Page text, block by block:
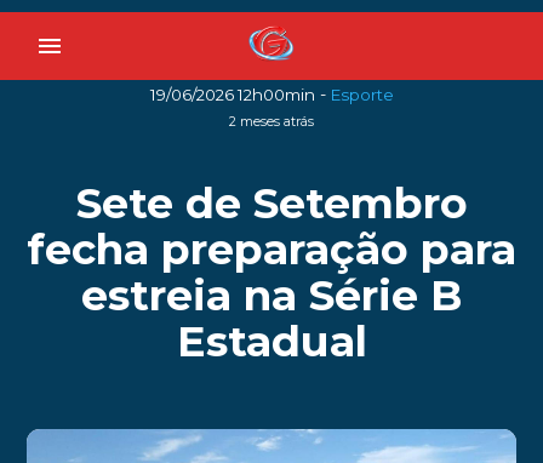
menu
19/06/2026 12h00min - Esporte
2 meses atrás
Sete de Setembro
fecha preparação para
estreia na Série B
Estadual